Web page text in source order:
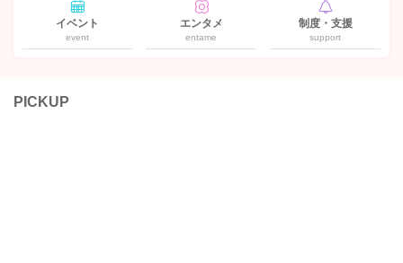
イベント
event
エンタメ
entame
制度・支援
support
PICKUP